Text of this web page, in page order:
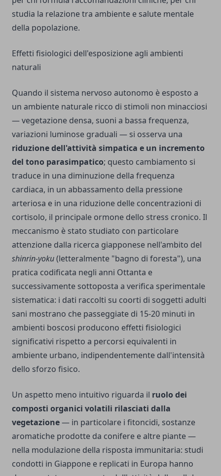
studia la relazione tra ambiente e salute mentale
della popolazione.
Effetti fisiologici dell'esposizione agli ambienti
naturali
Quando il sistema nervoso autonomo è esposto a
un ambiente naturale ricco di stimoli non minacciosi
— vegetazione densa, suoni a bassa frequenza,
variazioni luminose graduali — si osserva una
riduzione dell'attività simpatica e un incremento
del tono parasimpatico; questo cambiamento si
traduce in una diminuzione della frequenza
cardiaca, in un abbassamento della pressione
arteriosa e in una riduzione delle concentrazioni di
cortisolo, il principale ormone dello stress cronico. Il
meccanismo è stato studiato con particolare
attenzione dalla ricerca giapponese nell'ambito del
shinrin-yoku(letteralmente "bagno di foresta"), una
pratica codificata negli anni Ottanta e
successivamente sottoposta a verifica sperimentale
sistematica: i dati raccolti su coorti di soggetti adulti
sani mostrano che passeggiate di 15-20 minuti in
ambienti boscosi producono effetti fisiologici
significativi rispetto a percorsi equivalenti in
ambiente urbano, indipendentemente dall'intensità
dello sforzo fisico.
Un aspetto meno intuitivo riguarda il ruolo dei
composti organici volatili rilasciati dalla
vegetazione— in particolare i fitoncidi, sostanze
aromatiche prodotte da conifere e altre piante —
nella modulazione della risposta immunitaria: studi
condotti in Giappone e replicati in Europa hanno